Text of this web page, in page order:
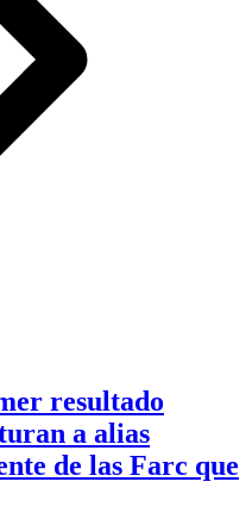
resultado
a alias
de las Farc que